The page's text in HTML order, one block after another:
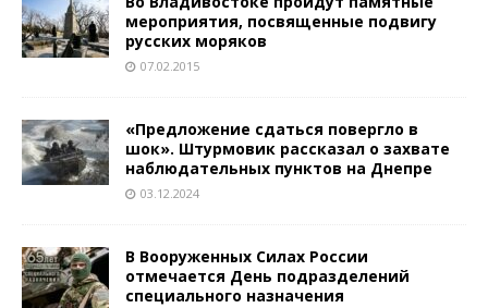
мероприятия, посвященные подвигу
русских моряков
07.02.2015
«Предложение сдаться повергло в
шок». Штурмовик рассказал о захвате
наблюдательных пунктов на Днепре
03.12.2024
В Вооруженных Силах России
отмечается День подразделений
специального назначения